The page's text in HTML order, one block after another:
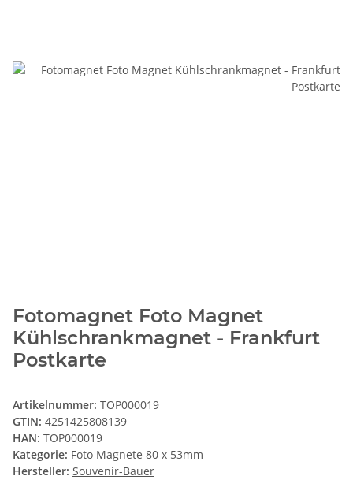
Fotomagnet Foto Magnet
Kühlschrankmagnet - Frankfurt
Postkarte
Artikelnummer: TOP000019
GTIN: 4251425808139
HAN: TOP000019
Kategorie: Foto Magnete 80 x 53mm
Hersteller: Souvenir-Bauer